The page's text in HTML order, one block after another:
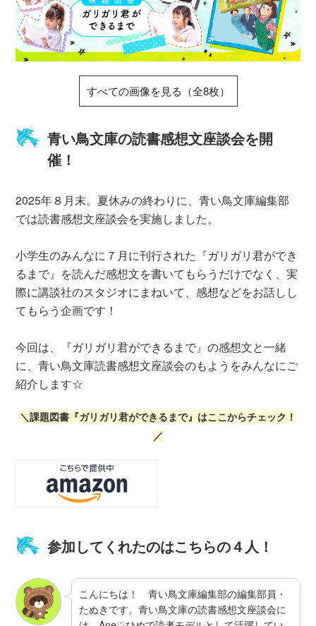
すべての画像を見る（全8枚）
青い鳥文庫の読書感想文座談会を開
催！
2025年８月末。夏休みの終わりに、青い鳥文庫編集部
では読書感想文座談会を実施しました。
小学生のみんなに７月に刊行された『ガリガリ君ができ
るまで』を読んだ感想文を書いてもらうだけでなく、実
際に講談社のスタジオにまねいて、感想などをお話しし
てもらう企画です！
今回は、『ガリガリ君ができるまで』の感想文と一緒
に、青い鳥文庫読書感想文座談会のもようをみんなにご
紹介します☆
＼課題図書『ガリガリ君ができるまで』はここからチェック！
／
参加してくれたのはこちらの４人！
こんにちは！ 青い鳥文庫編集部の編集部員・
たぬきです。青い鳥文庫の読書感想文座談会に